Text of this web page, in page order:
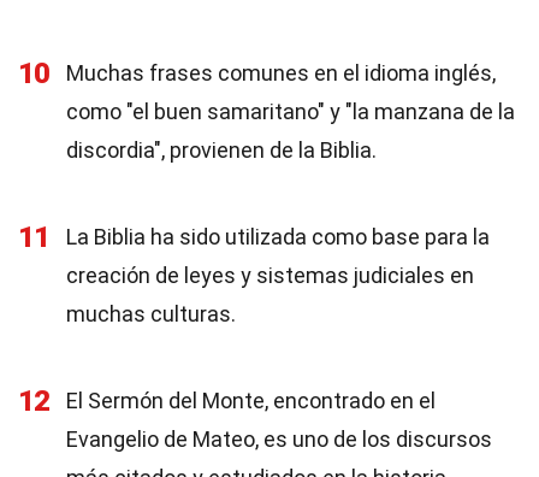
10
Muchas frases comunes en el idioma inglés,
como "el buen samaritano" y "la manzana de la
discordia", provienen de la Biblia.
11
La Biblia ha sido utilizada como base para la
creación de leyes y sistemas judiciales en
muchas culturas.
12
El Sermón del Monte, encontrado en el
Evangelio de Mateo, es uno de los discursos